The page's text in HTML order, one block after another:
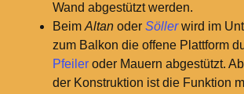
Wand abgestützt werden.
BeimAltanoder Söllerwird im
zum Balkon die offene Plattform
Pfeileroder Mauern abgestützt.
der Konstruktion ist die Funktion